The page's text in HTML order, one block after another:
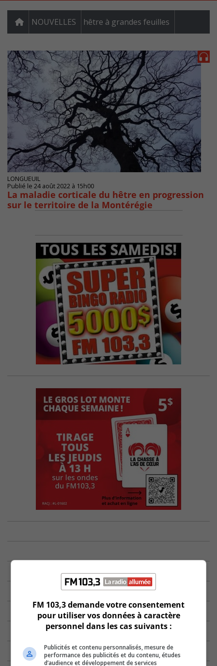
NOUVELLES hêtre à grandes feuilles
LONGUEUIL
Publié le 24 août 2022 à 15h00
La maladie corticale du hêtre en progression
sur le territoire de la Montérégie
FM 103,3 demande votre consentement
pour utiliser vos données à caractère
personnel dans les cas suivants :
Publicités et contenu personnalisés, mesure de
performance des publicités et du contenu, études
d’audience et développement de services